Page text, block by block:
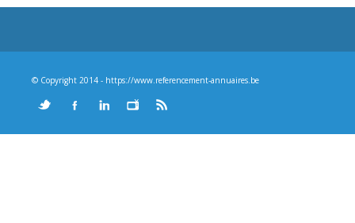
© Copyright 2014 - https://www.referencement-annuaires.be